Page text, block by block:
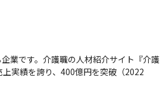
業です。介護職の人材紹介サイト『介護
実績を誇り、400億円を突破（2022